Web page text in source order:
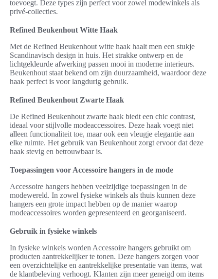
toevoegt. Deze types zijn perfect voor zowel modewinkels als
privé-collecties.
Refined Beukenhout Witte Haak
Met de Refined Beukenhout witte haak haalt men een stukje
Scandinavisch design in huis. Het strakke ontwerp en de
lichtgekleurde afwerking passen mooi in moderne interieurs.
Beukenhout staat bekend om zijn duurzaamheid, waardoor deze
haak perfect is voor langdurig gebruik.
Refined Beukenhout Zwarte Haak
De Refined Beukenhout zwarte haak biedt een chic contrast,
ideaal voor stijlvolle modeaccessoires. Deze haak voegt niet
alleen functionaliteit toe, maar ook een vleugje elegantie aan
elke ruimte. Het gebruik van Beukenhout zorgt ervoor dat deze
haak stevig en betrouwbaar is.
Toepassingen voor Accessoire hangers in de mode
Accessoire hangers hebben veelzijdige toepassingen in de
modewereld. In zowel fysieke winkels als thuis kunnen deze
hangers een grote impact hebben op de manier waarop
modeaccessoires worden gepresenteerd en georganiseerd.
Gebruik in fysieke winkels
In fysieke winkels worden Accessoire hangers gebruikt om
producten aantrekkelijker te tonen. Deze hangers zorgen voor
een overzichtelijke en aantrekkelijke presentatie van items, wat
de klantbeleving verhoogt. Klanten zijn meer geneigd om items